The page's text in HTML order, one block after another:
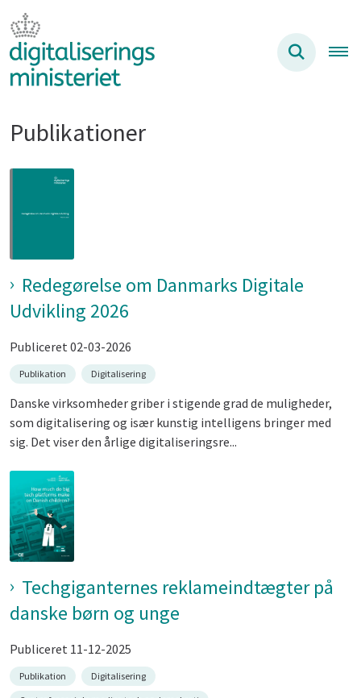
Publikationer
Redegørelse om Danmarks Digitale
Udvikling 2026
Publiceret 02-03-2026
Publikation Digitalisering
Danske virksomheder griber i stigende grad de muligheder,
som digitalisering og især kunstig intelligens bringer med
sig. Det viser den årlige digitaliseringsre...
Techgiganternes reklameindtægter på
danske børn og unge
Publiceret 11-12-2025
Publikation
Digitalisering